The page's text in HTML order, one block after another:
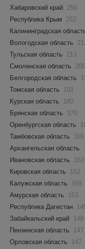
Хабаровский край 256
Республика Крым
252
Калининградская
Вологодская область
Тульская область
213
Смоленская область
200
Белгородская область
Томская область
191
Курская область
180
Брянская область
170
Оренбургская область
Тамбовская область
165
Архангельская область
Ивановская область
163
Кировская область
162
Калужская область
159
Амурская область
153
Республика Дагестан
Забайкальский край
148
Пензенская область
147
Орловская область
147